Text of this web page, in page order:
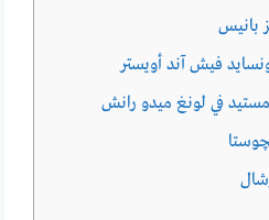
بانيس
فيش آند أويستر
في لونغ ميدو رانش